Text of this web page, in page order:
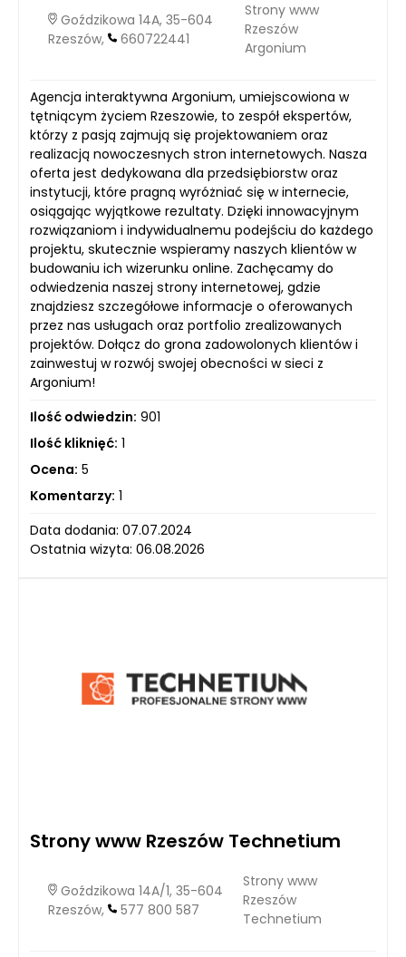
Goździkowa 14A, 35-604
Rzeszów,
660722441
Strony www
Rzeszów
Argonium
Agencja interaktywna Argonium, umiejscowiona w
tętniącym życiem Rzeszowie, to zespół ekspertów,
którzy z pasją zajmują się projektowaniem oraz
realizacją nowoczesnych stron internetowych. Nasza
oferta jest dedykowana dla przedsiębiorstw oraz
instytucji, które pragną wyróżniać się w internecie,
osiągając wyjątkowe rezultaty. Dzięki innowacyjnym
rozwiązaniom i indywidualnemu podejściu do każdego
projektu, skutecznie wspieramy naszych klientów w
budowaniu ich wizerunku online. Zachęcamy do
odwiedzenia naszej strony internetowej, gdzie
znajdziesz szczegółowe informacje o oferowanych
przez nas usługach oraz portfolio zrealizowanych
projektów. Dołącz do grona zadowolonych klientów i
zainwestuj w rozwój swojej obecności w sieci z
Argonium!
Ilość odwiedzin: 901
Ilość kliknięć: 1
Ocena: 5
Komentarzy: 1
Data dodania: 07.07.2024
Ostatnia wizyta: 06.08.2026
Strony www Rzeszów Technetium
Goździkowa 14A/1, 35-604
Rzeszów,
577 800 587
Strony www
Rzeszów
Technetium